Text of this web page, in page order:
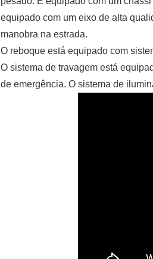
equipado com um eixo de alta
manobra na estrada.
O reboque está equipado com
O sistema de travagem está
de emergência. O sistema de